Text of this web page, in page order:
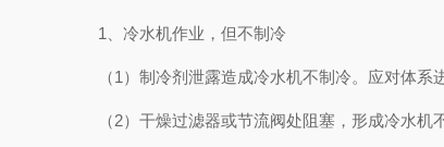
1、冷水机作业，但不制冷
（1）制冷剂泄露造成冷水机不制冷。应对体系进
（2）干燥过滤器或节流阀处阻塞，形成冷水机不